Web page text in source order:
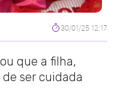
30/01/25 12:17
que a filha,
ser cuidada